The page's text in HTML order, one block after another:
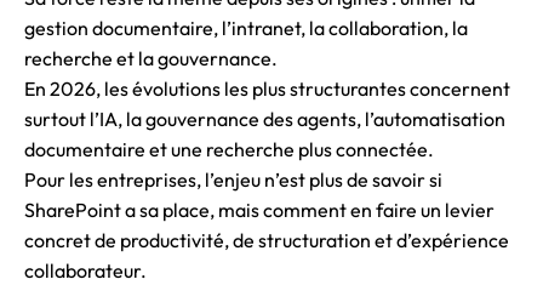
gestion documentaire, l’intranet, la collaboration, la
recherche et la gouvernance.
En 2026, les évolutions les plus structurantes concernent
surtout l’IA, la gouvernance des agents, l’automatisation
documentaire et une recherche plus connectée.
Pour les entreprises, l’enjeu n’est plus de savoir si
SharePoint a sa place, mais comment en faire un levier
concret de productivité, de structuration et d’expérience
collaborateur.